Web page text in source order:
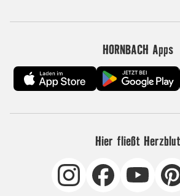
HORNBACH Apps
Hier fließt Herzblut